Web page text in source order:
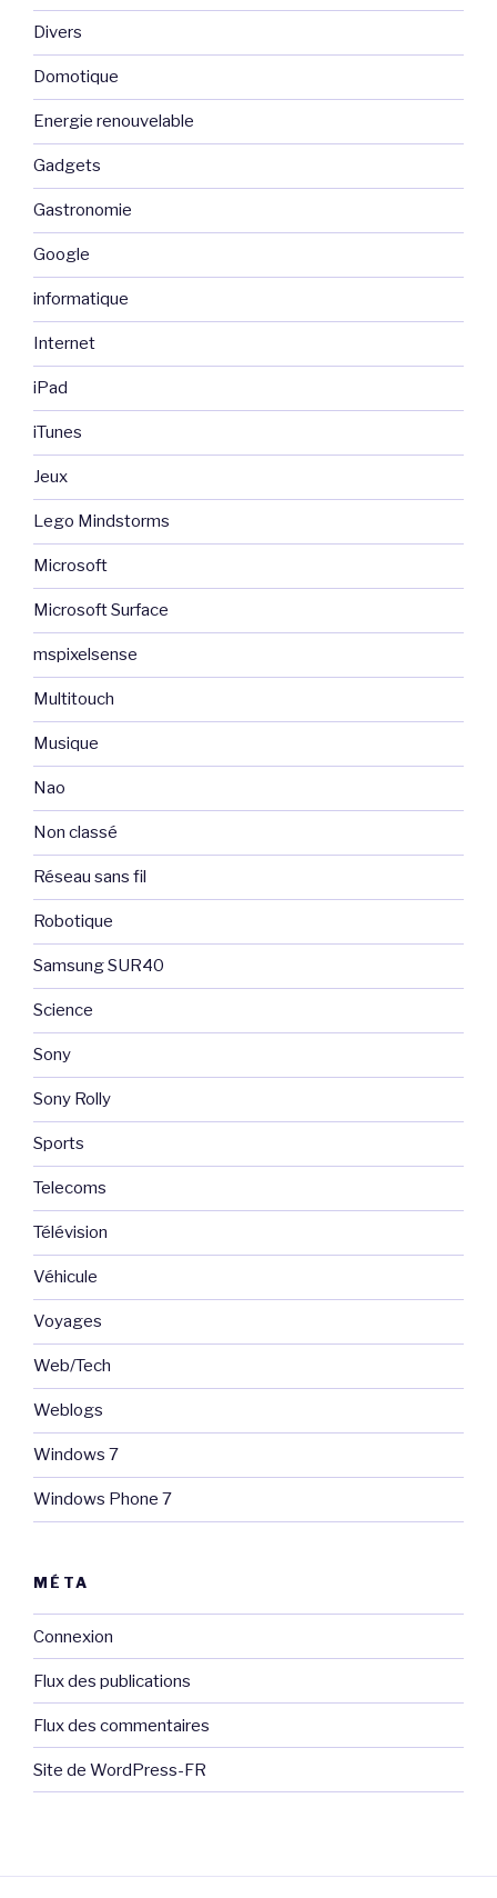
Divers
Domotique
Energie renouvelable
Gadgets
Gastronomie
Google
informatique
Internet
iPad
iTunes
Jeux
Lego Mindstorms
Microsoft
Microsoft Surface
mspixelsense
Multitouch
Musique
Nao
Non classé
Réseau sans fil
Robotique
Samsung SUR40
Science
Sony
Sony Rolly
Sports
Telecoms
Télévision
Véhicule
Voyages
Web/Tech
Weblogs
Windows 7
Windows Phone 7
MÉTA
Connexion
Flux des publications
Flux des commentaires
Site de WordPress-FR